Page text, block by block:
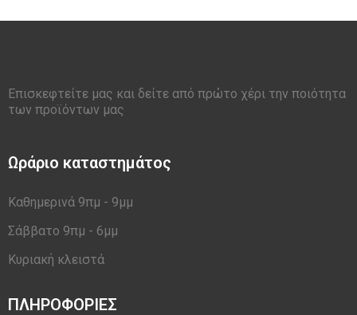
Επισκεφτείτε μας και δείτε από πρώτο χέρι την ποιότητα
των προϊόντων μας
Ωράριο καταστημάτος
Καθημερινά 9πμ - 9μμ
Σάββατο 9πμ - 6μμ
Κυριακή κλειστά
ΠΛΗΡΟΦΟΡΙΕΣ